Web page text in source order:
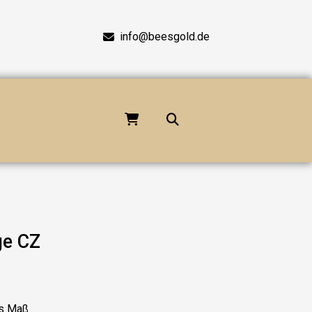
info@beesgold.de
CZ
Maß